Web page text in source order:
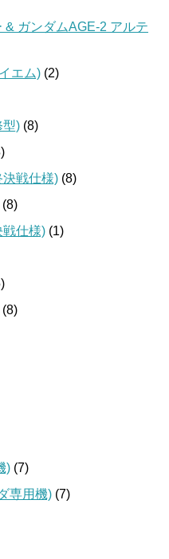
& ガンダムAGE-2 アルテ
エム) (2)
型) (8)
決戦仕様) (8)
(8)
戦仕様) (1)
(8)
) (7)
専用機) (7)